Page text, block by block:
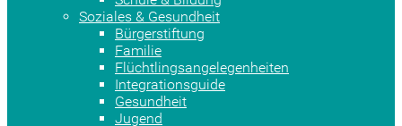
Soziales & Gesundheit
Bürgerstiftung
Familie
Flüchtlingsangelegenheiten
Integrationsguide
Gesundheit
Jugend